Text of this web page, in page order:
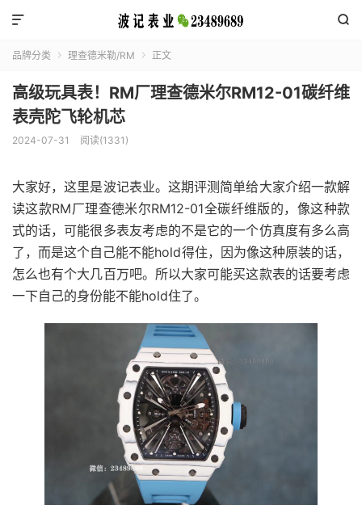


品牌分类  理查德米勒/RM  正文
高级玩具表！RM厂理查德米尔RM12-01碳纤维
表壳陀飞轮机芯
2024-07-31 阅读(1331)
大家好，这里是波记表业。这期评测简单给大家介绍一款解
读这款RM厂理查德米尔RM12-01全碳纤维版的，像这种款
式的话，可能很多表友考虑的不是它的一个仿真度有多么高
了，而是这个自己能不能hold得住，因为像这种原装的话，
怎么也有个大几百万吧。所以大家可能买这款表的话要考虑
一下自己的身份能不能hold住了。